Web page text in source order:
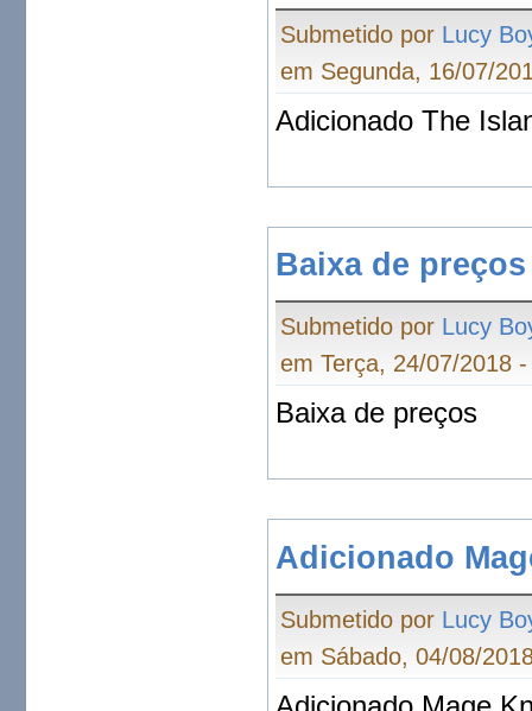
Submetido por Lucy
em Segunda, 16/07/
Adicionado The
Baixa de preços
Submetido por Lucy
em Terça, 24/07/2018
Baixa de preços
Adicionado
Submetido por Lucy
em Sábado, 04/08/